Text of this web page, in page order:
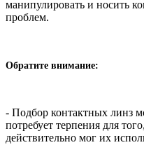
манипулировать и носить
проблем.
Обратите внимание:
- Подбор контактных линз
потребует терпения для
действительно мог их